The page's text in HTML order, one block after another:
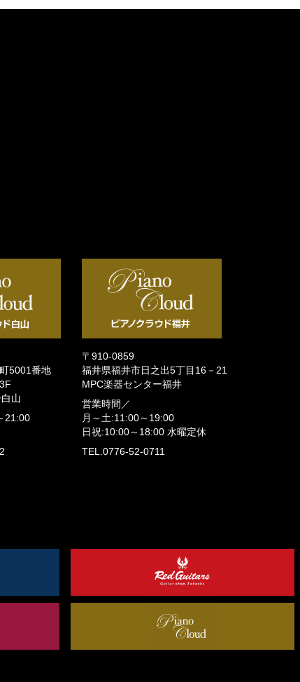
5001番地
山
21:00
〒910-0859
福井県福井市日之出5丁目16－21
MPC楽器センター福井
営業時間／
月～土:11:00～19:00
日祝:10:00～18:00 水曜定休
TEL.0776-52-0711